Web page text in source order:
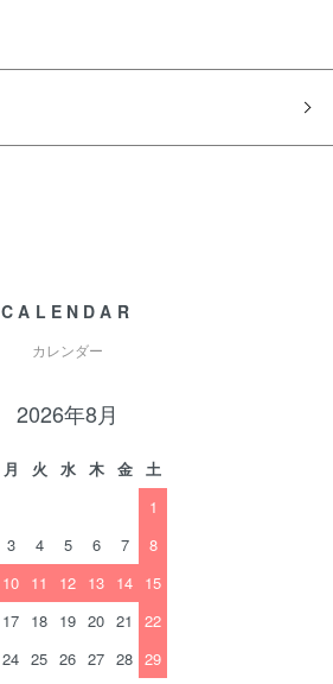
CALENDAR
カレンダー
2026年8月
月 火 水 木 金
土
1
3 4 5 6 7
8
10 11 12 13 14 15
17 18 19 20 21
22
24 25 26 27 28 29